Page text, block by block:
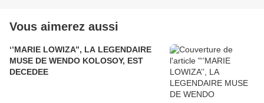
Vous aimerez aussi
‘’MARIE LOWIZA’’, LA LEGENDAIRE
MUSE DE WENDO KOLOSOY, EST
DECEDEE